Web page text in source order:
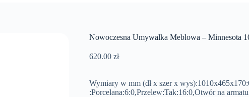
Nowoczesna Umywalka Meblowa – Minnesota
620.00 zł
Wymiary w mm (dł x szer x
:Porcelana:6:0,Przelew:Tak:16:0,Otwór na